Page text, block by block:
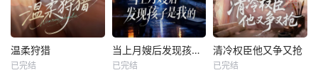
温柔狩猎
已完结
当上月嫂后发现孩子是我的
已完结
清冷权臣他又争又抢
已完结